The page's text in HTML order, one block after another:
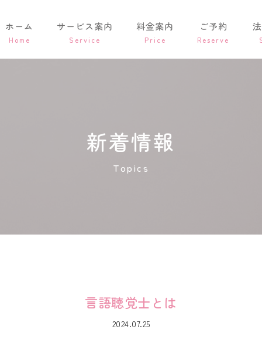
ホーム サービス案内 料金案内 ご予約
新着情報
Topics
言語聴覚士とは
2024.07.25